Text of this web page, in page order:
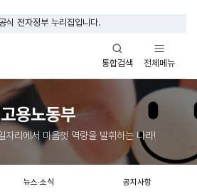
식 전자정부 누리집입니다.
통합검색
열기
전체메뉴
열기
고용노동부
자리에서 마음껏 역량을 발휘하는 나라!
뉴스·소식 공지사항